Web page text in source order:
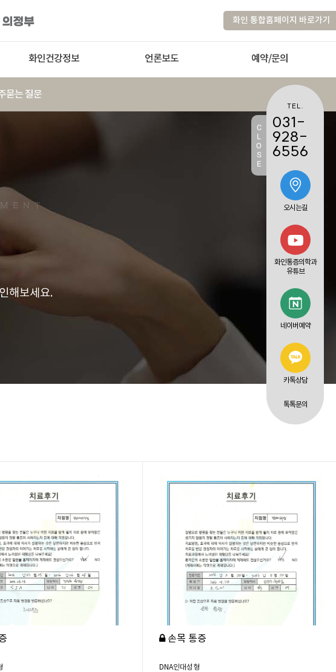
화인 통합홈페이지 바로가기
화인건강정보 언론보도 예약/문의
묻는 질문
해보세요.
손목 통증
DNA인대성형
C
L
O
S
E
TEL.
031-
928-
6556
오시는길
화인통증의학과
유튜브
네이버예약
카톡상담
톡톡문의